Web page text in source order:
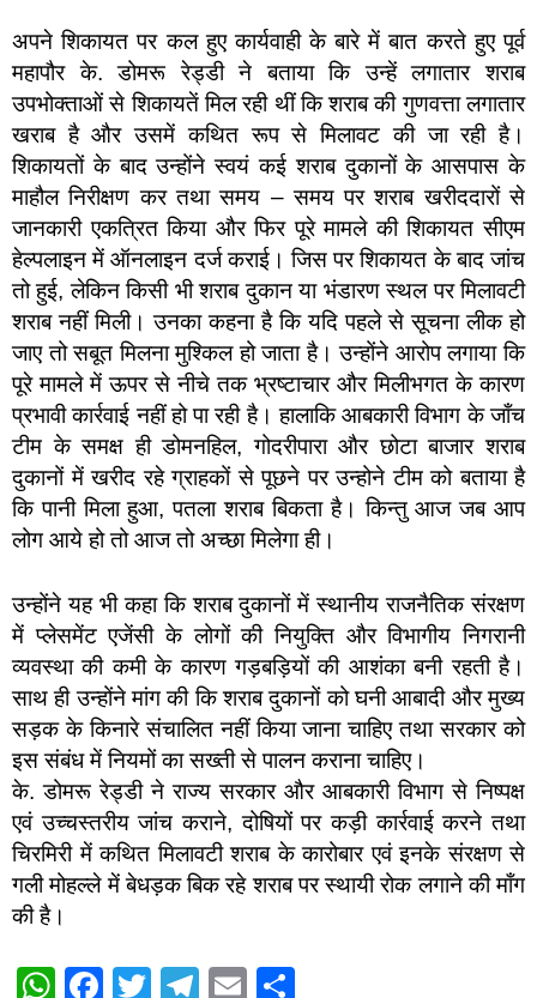
अपने शिकायत पर कल हुए कार्यवाही के बारे में बात करते हुए पूर्व
महापौर के. डोमरू रेड्डी ने बताया कि उन्हें लगातार शराब
उपभोक्ताओं से शिकायतें मिल रही थीं कि शराब की गुणवत्ता लगातार
खराब है और उसमें कथित रूप से मिलावट की जा रही है।
शिकायतों के बाद उन्होंने स्वयं कई शराब दुकानों के आसपास के
माहौल निरीक्षण कर तथा समय – समय पर शराब खरीददारों से
जानकारी एकत्रित किया और फिर पूरे मामले की शिकायत सीएम
हेल्पलाइन में ऑनलाइन दर्ज कराई। जिस पर शिकायत के बाद जांच
तो हुई, लेकिन किसी भी शराब दुकान या भंडारण स्थल पर मिलावटी
शराब नहीं मिली। उनका कहना है कि यदि पहले से सूचना लीक हो
जाए तो सबूत मिलना मुश्किल हो जाता है। उन्होंने आरोप लगाया कि
पूरे मामले में ऊपर से नीचे तक भ्रष्टाचार और मिलीभगत के कारण
प्रभावी कार्रवाई नहीं हो पा रही है। हालाकि आबकारी विभाग के जाँच
टीम के समक्ष ही डोमनहिल, गोदरीपारा और छोटा बाजार शराब
दुकानों में खरीद रहे ग्राहकों से पूछने पर उन्होने टीम को बताया है
कि पानी मिला हुआ, पतला शराब बिकता है। किन्तु आज जब आप
लोग आये हो तो आज तो अच्छा मिलेगा ही।
उन्होंने यह भी कहा कि शराब दुकानों में स्थानीय राजनैतिक संरक्षण
में प्लेसमेंट एजेंसी के लोगों की नियुक्ति और विभागीय निगरानी
व्यवस्था की कमी के कारण गड़बड़ियों की आशंका बनी रहती है।
साथ ही उन्होंने मांग की कि शराब दुकानों को घनी आबादी और मुख्य
सड़क के किनारे संचालित नहीं किया जाना चाहिए तथा सरकार को
इस संबंध में नियमों का सख्ती से पालन कराना चाहिए।
के. डोमरू रेड्डी ने राज्य सरकार और आबकारी विभाग से निष्पक्ष
एवं उच्चस्तरीय जांच कराने, दोषियों पर कड़ी कार्रवाई करने तथा
चिरमिरी में कथित मिलावटी शराब के कारोबार एवं इनके संरक्षण से
गली मोहल्ले में बेधड़क बिक रहे शराब पर स्थायी रोक लगाने की माँग
की है।
W
F
T
T
E